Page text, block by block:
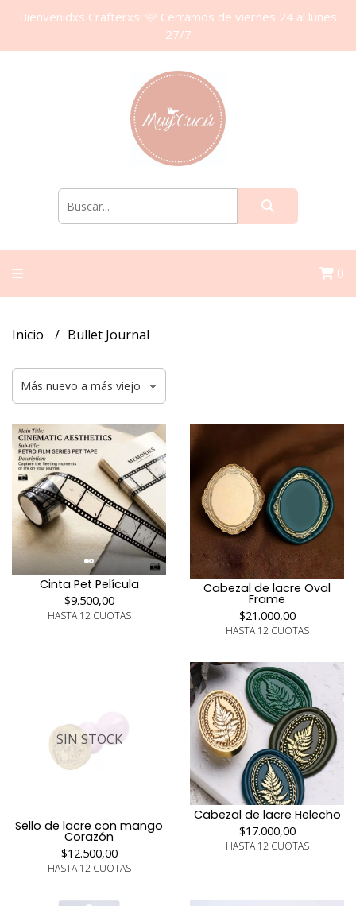
Bienvenidxs Crafterxs! 🩷 Cerramos de viernes 24 al lunes
27/7
0
Inicio Bullet Journal
Cinta Pet Película
$9.500,00
HASTA 12 CUOTAS
Cabezal de lacre Oval
Frame
$21.000,00
HASTA 12 CUOTAS
SIN STOCK
Sello de lacre con mango
Corazón
$12.500,00
HASTA 12 CUOTAS
Cabezal de lacre Helecho
$17.000,00
HASTA 12 CUOTAS